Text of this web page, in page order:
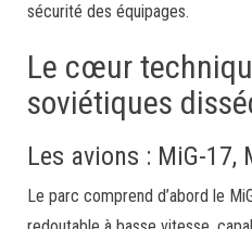
sécurité des équipages.
Le cœur
soviétiques
Les avions : MiG-17,
Le parc comprend d’abord le